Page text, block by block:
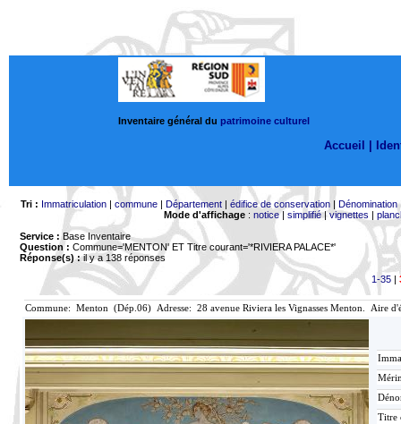
Inventaire général du patrimoine culturel
Accueil |
Tri : Immatriculation| commune| Département| édifice de conservation| Dénomination
Mode d'affichage: notice| simplifié|vignettes |
Service : Base Inventaire
Question : Commune='MENTON' ET Titre courant='*RIVIERA PALACE*'
Réponse(s) :il y a 138 réponses
1-35|
Commune: Menton (Dép.06) Adresse: 28 avenue Riviera les Vignasses Menton. Aire
Titre